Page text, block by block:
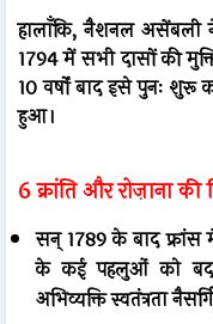
हालाँकि, नैशनल असेंबली
1794 में सभी दासों की
10 वर्षों बाद इसे पुनः शुरू
हुआ।
6 क्रांति और रोज़ाना की
सन् 1789 के बाद फ्रांस
के कई पहलुओं को
अभिव्यक्ति स्वतंत्रता